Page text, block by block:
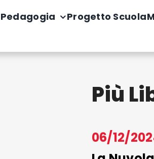
Pedagogia Progetto Scuola
Più
06/12/